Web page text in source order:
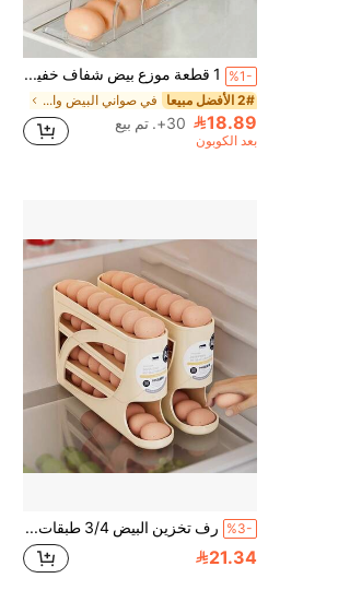
%1- 1 قطعة موزع بيض شفاف خفيف الوزن ب- 3/4 طبقات منزلقة، رف بيض آلي الدوران مضاد للكسر، مناسب للثلاجة والسطح، سهل التنظيف، قابل للغسل، معدات إمداد غذائي صناعية، رف تخزين جانبي للثلاجة موفر للمساحة، لتنظيم المطبخ
2# الأفضل مبيعا في صواني البيض والسلال
18.89 30+. تم بيع
بعد الكوبون
%3- رف تخزين البيض 3/4 طبقات، مناسب لتخزين الثلاجة، مادة بلاستيكية متينة، حامل البيض للمطبخ، تصميم مدمج، طويل الأمد، ضروري لعشاق المطبخ
21.34